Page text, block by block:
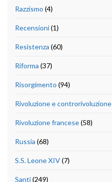
Razzismo (4)
Recensioni(1)
Resistenza (60)
Riforma (37)
Risorgimento (94)
Rivoluzione e controrivoluzione
Rivoluzione francese(58)
Russia (68)
S.S. Leone XIV(7)
Santi(249)